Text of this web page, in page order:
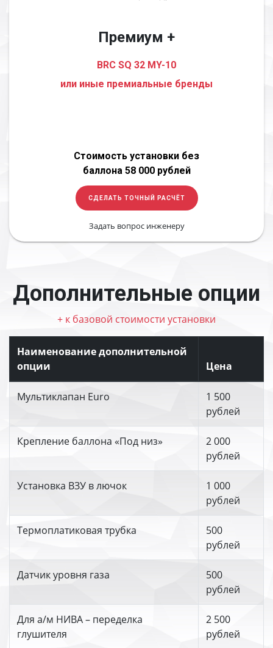
Премиум +
BRC SQ 32 MY-10
или иные премиальные бренды
Стоимость установки без
баллона 58 000 рублей
СДЕЛАТЬ ТОЧНЫЙ РАСЧЁТ
Задать вопрос инженеру
Дополнительные опции
+ к базовой стоимости установки
Наименование дополнительной
опции
Цена
Мультиклапан Euro
1 500
рублей
Крепление баллона «Под низ»
2 000
рублей
Установка ВЗУ в лючок
1 000
рублей
Термоплатиковая трубка
500
рублей
Датчик уровня газа
500
рублей
Для а/м НИВА – переделка
глушителя
2 500
рублей